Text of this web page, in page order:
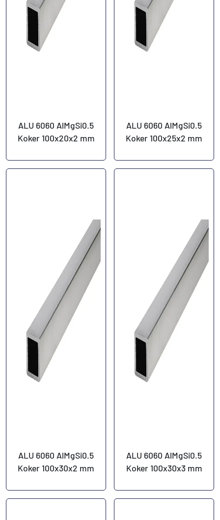
ALU 6060 AlMgSi0.5
Koker 100x20x2 mm
ALU 6060 AlMgSi0.5
Koker 100x25x2 mm
ALU 6060 AlMgSi0.5
Koker 100x30x2 mm
ALU 6060 AlMgSi0.5
Koker 100x30x3 mm